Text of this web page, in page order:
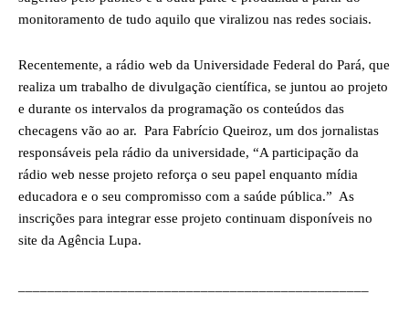
monitoramento de tudo aquilo que viralizou nas redes sociais.
Recentemente, a rádio web da Universidade Federal do Pará, que
realiza um trabalho de divulgação científica, se juntou ao projeto
e durante os intervalos da programação os conteúdos das
checagens vão ao ar. Para Fabrício Queiroz, um dos jornalistas
responsáveis pela rádio da universidade, “A participação da
rádio web nesse projeto reforça o seu papel enquanto mídia
educadora e o seu compromisso com a saúde pública.” As
inscrições para integrar esse projeto continuam disponíveis no
site da Agência Lupa.